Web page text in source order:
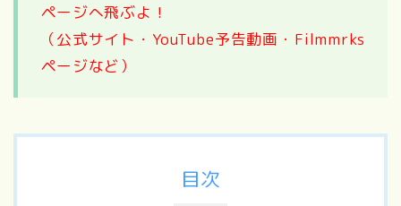
ページへ飛ぶよ！
（公式サイト・YouTube予告動画・Filmmrks
ページなど）
目次